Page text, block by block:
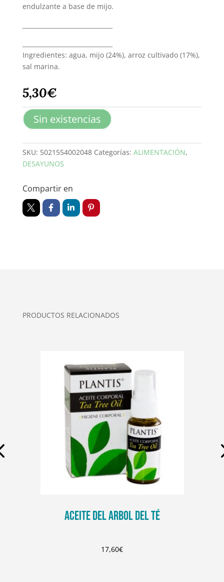
endulzante a base de mijo.
Ingredientes: agua, mijo (24%), arroz cultivado (17%),
sal marina.
5,30€
Sin existencias
SKU: 5021554002048 Categorías: ALIMENTACIÓN,
DESAYUNOS
Compartir en
PRODUCTOS RELACIONADOS
ACEITE DEL ARBOL DEL TÉ
17,60€